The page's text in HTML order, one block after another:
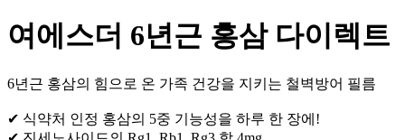
여에스더 6년근 홍삼 다이렉트
6년근 홍삼의 힘으로 온 가족 건강을 지키는 철벽방어 필름
✔ 식약처 인정 홍삼의 5중 기능성을 하루 한 장에!